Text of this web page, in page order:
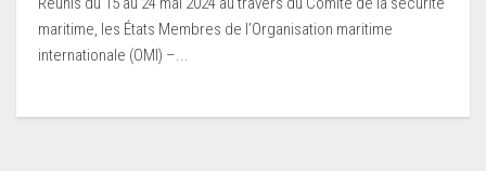
maritime, les États Membres de l’Organisation maritime
internationale (OMI) –...